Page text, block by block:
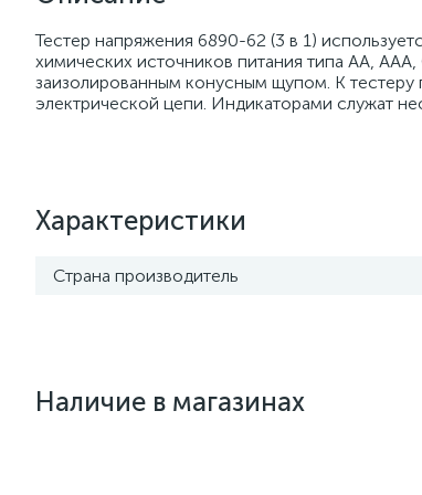
Тестер напряжения 6890-62 (3 в 1)
химических источников питания типа AA,
заизолированным конусным щупом. К
электрической цепи. Индикаторами служат
Характеристики
Страна производитель
Наличие в магазинах